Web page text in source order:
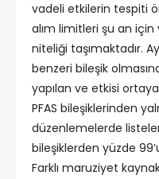
vadeli etkilerin tespiti
alım limitleri şu an
niteliği taşımaktadır.
benzeri bileşik
yapılan ve etkisi
PFAS bileşiklerinden
düzenlemelerde
bileşiklerden yüzde
Farklı maruziyet